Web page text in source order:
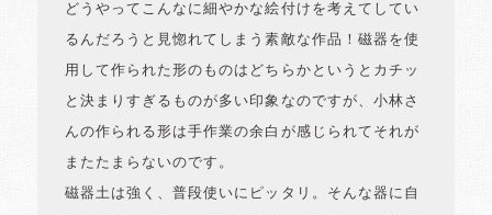
どうやってこんなに細やかな絵付けを考えてしてい
るんだろうと見惚れてしまう素敵な作品！磁器を使
用して作られた形のものはどちらかというとカチッ
と決まりすぎるものが多い印象なのですが、小林さ
んの作られる形は手作業の余白が感じられてそれが
またたまらないのです。
磁器土は強く、普段使いにピッタリ。そんな器に自